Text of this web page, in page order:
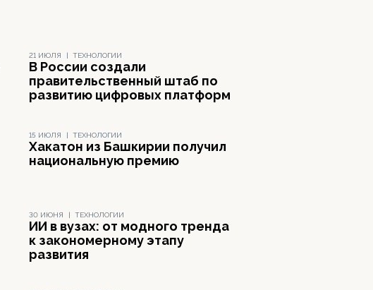
21 ИЮЛЯ | ТЕХНОЛОГИИ
В России создали
правительственный штаб по
развитию цифровых платформ
15 ИЮЛЯ | ТЕХНОЛОГИИ
Хакатон из Башкирии получил
национальную премию
30 ИЮНЯ | ТЕХНОЛОГИИ
ИИ в вузах: от модного тренда
к закономерному этапу
развития